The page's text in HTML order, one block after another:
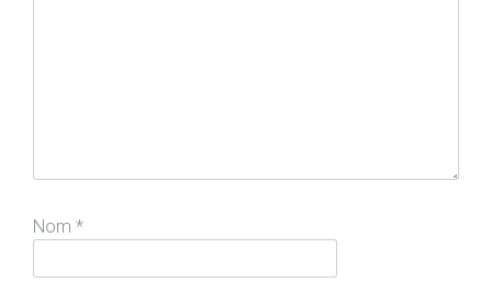
Nom *